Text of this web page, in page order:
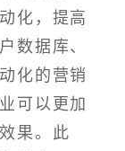
化，提高
数据库、
化的营销
可以更加
果。此